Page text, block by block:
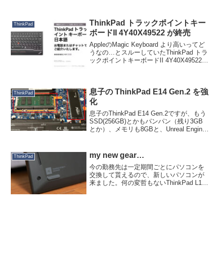
ThinkPad
ThinkPad トラックポイントキー
ボードII 4Y40X49522 が終売
AppleのMagic Keyboard より高いってど
うなの…とスルーしていたThinkPad トラ
ックポイントキーボードII 4Y40X49522
ThinkPad
息子の ThinkPad E14 Gen.2 を強
化
息子のThinkPad E14 Gen.2ですが、もう
SSD(256GB)とかもパンパン（残り3GB
とか）、メモリも8GBと、Unreal Engine
に入る...
ThinkPad my new gear…
今の勤務先は一定期間ごとにパソコンを
交換して貰えるので、新しいパソコンが
来ました。何の変哲もないThinkPad L13